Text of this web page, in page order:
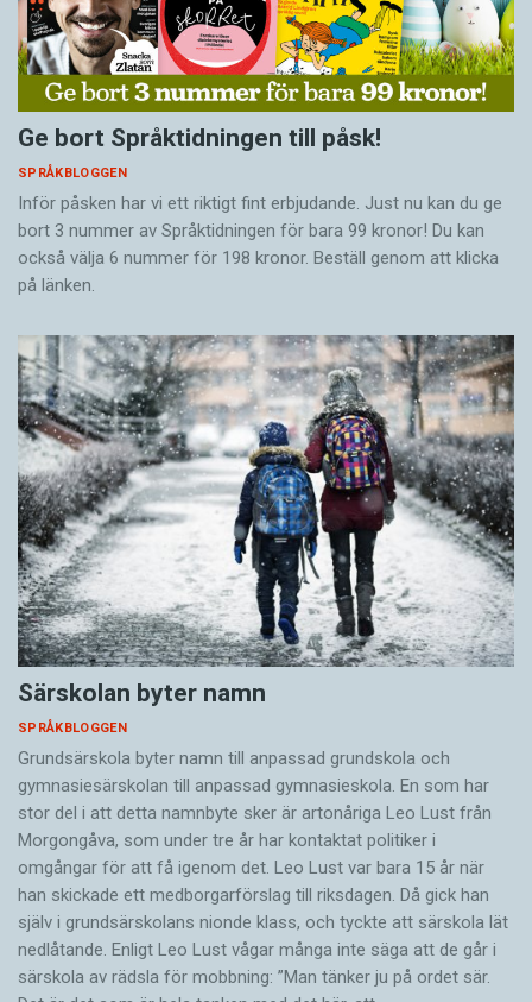
Ge bort Språktidningen till påsk!
SPRÅKBLOGGEN
Inför påsken har vi ett riktigt fint erbjudande. Just nu kan du ge
bort 3 nummer av Språktidningen för bara 99 kronor! Du kan
också välja 6 nummer för 198 kronor. Beställ genom att klicka
på länken.
Särskolan byter namn
SPRÅKBLOGGEN
Grundsärskola byter namn till anpassad grundskola och
gymnasiesärskolan till anpassad gymnasieskola. En som har
stor del i att detta namnbyte sker är artonåriga Leo Lust från
Morgongåva, som under tre år har kontaktat politiker i
omgångar för att få igenom det. Leo Lust var bara 15 år när
han skickade ett medborgarförslag till riksdagen. Då gick han
själv i grundsärskolans nionde klass, och tyckte att särskola lät
nedlåtande. Enligt Leo Lust vågar många inte säga att de går i
särskola av rädsla för mobbning: ”Man tänker ju på ordet sär.